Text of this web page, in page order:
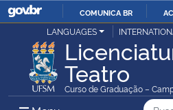
IR
PARA
COMUNICA BR
Ministério da Justiça e Segurança Pública
Ministério da Defesa
LANGUAGES
Teatro
Curso de Graduação –